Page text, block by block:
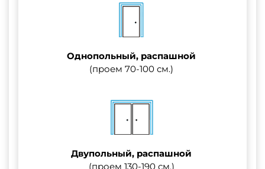
Однопольный, распашной
(проем 70-100 см.)
Двупольный, распашной
(проем 130-190 см.)